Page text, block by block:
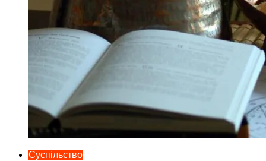
Суспільство